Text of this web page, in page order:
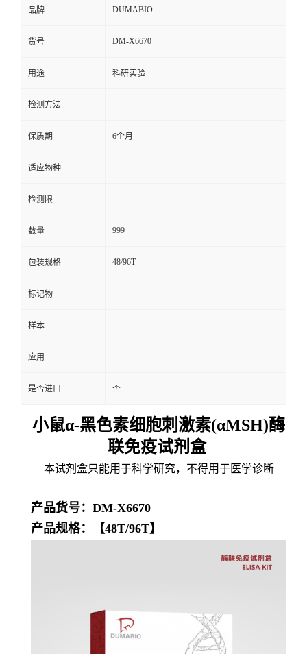
言
品牌 DUMABIO
货号 DM-X6670
用途 科研实验
检测方法
保质期 6个月
适应物种
检测限
数量 999
包装规格 48/96T
标记物
样本
应用
是否进口 否
小鼠α-黑色素细胞刺激素(αMSH)酶
联免疫试剂盒
本试剂盒只能用于科学研究，不得用于医学诊断
产品货号：DM-X6670
产品规格：【48T/96T】